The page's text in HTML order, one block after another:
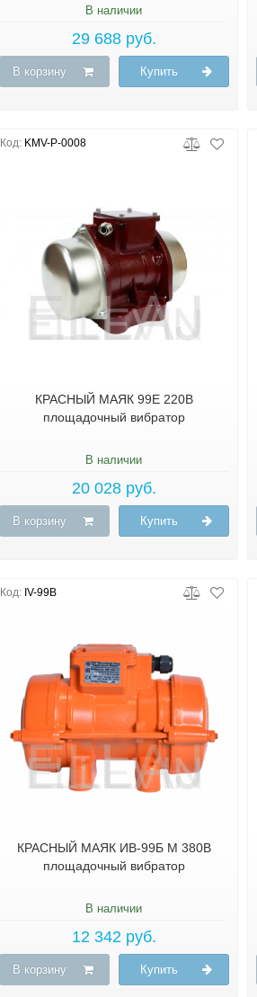
В наличии
29 688 руб.
В корзину Купить
Код: KMV-P-0008
КРАСНЫЙ МАЯК 99Е 220В
площадочный вибратор
В наличии
20 028 руб.
В корзину Купить
Код: IV-99B
КРАСНЫЙ МАЯК ИВ-99Б М 380В
площадочный вибратор
В наличии
12 342 руб.
В корзину Купить